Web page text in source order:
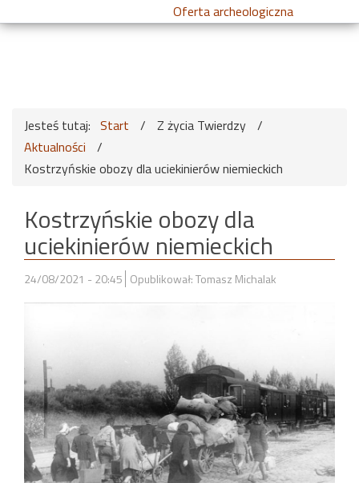
Oferta archeologiczna
Jesteś tutaj: Start / Z życia Twierdzy /
Aktualności
/
Kostrzyńskie obozy dla uciekinierów niemieckich
Kostrzyńskie obozy dla
uciekinierów niemieckich
24/08/2021 - 20:45 Opublikował: Tomasz Michalak